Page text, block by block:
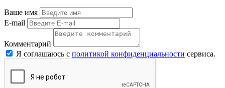
Ваше имя
E-mail
Комментарий
Я соглашаюсь с политикой конфиденциальности сервиса.